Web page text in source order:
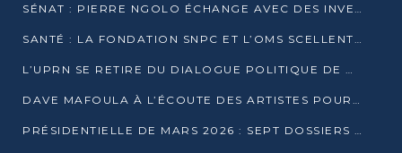
SÉNAT : PIERRE NGOLO ÉCHANGE AVEC DES INVESTISSEURS DU NUMÉRIQUE
SANTÉ : LA FONDATION SNPC ET L’OMS SCELLENT UN PARTENARIAT STRATÉGIQUE DE TROIS ANS
L’UPRN SE RETIRE DU DIALOGUE POLITIQUE DE DJAMBALA : TENSIONS DANS LE PRÉ-ÉLECTORAL CONGOLAIS
DAVE MAFOULA À L’ÉCOUTE DES ARTISTES POUR REDÉFINIR SA POLITIQUE CULTURELLE
PRÉSIDENTIELLE DE MARS 2026 : SEPT DOSSIERS DE CANDIDATURE ENREGISTRÉS À LA CLÔTURE DES DÉPÔTS